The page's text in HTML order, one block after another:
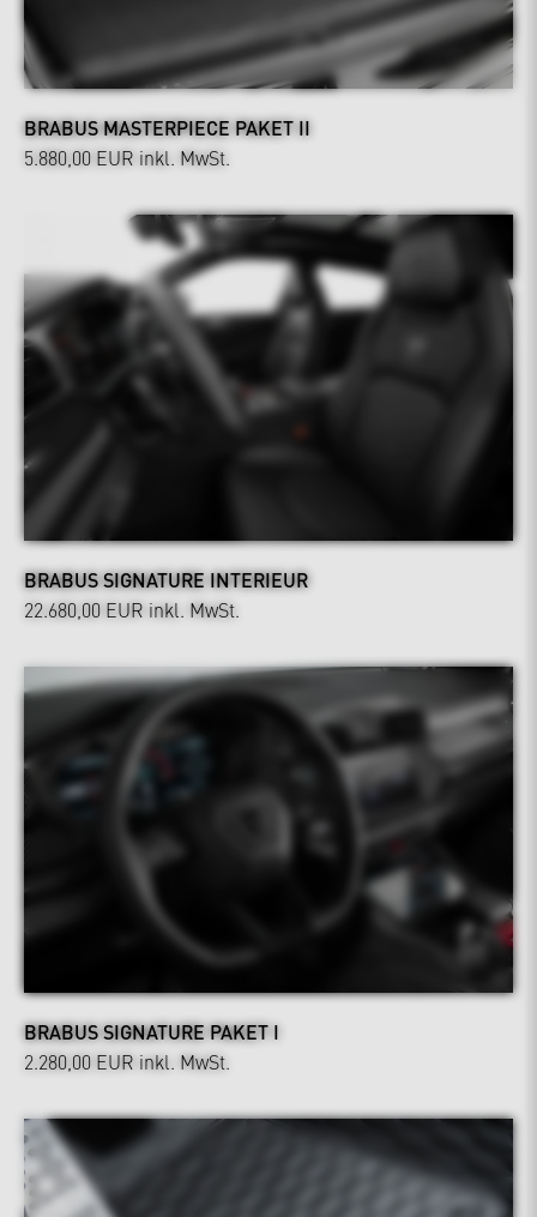
BRABUS MASTERPIECE PAKET II
5.880,00 EUR inkl. MwSt.
BRABUS SIGNATURE INTERIEUR
22.680,00 EUR inkl. MwSt.
BRABUS SIGNATURE PAKET I
2.280,00 EUR inkl. MwSt.